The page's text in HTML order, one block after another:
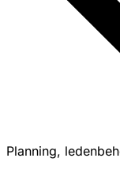
Planning,